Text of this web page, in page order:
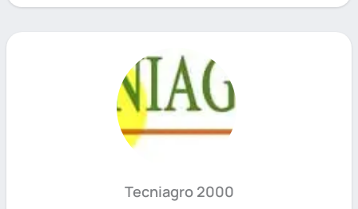
Tecniagro 2000